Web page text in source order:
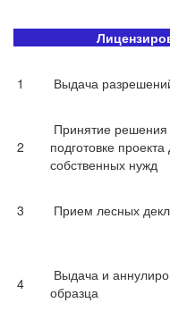
1 Выдача
2
Принятие решения
подготовке
собственных нужд
3 Прием лесных
4
Выдача и
образца